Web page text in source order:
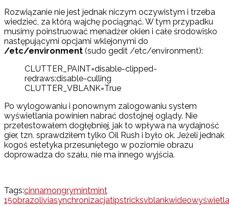
Rozwiązanie nie jest jednak niczym oczywistym i trzeba
wiedzieć, za którą wajchę pociągnąć. W tym przypadku
musimy poinstruować menadżer okien i całe środowisko
następującymi opcjami wklejonymi do
/etc/environment (sudo gedit /etc/environment):
CLUTTER_PAINT=disable-clipped-
redraws:disable-culling
CLUTTER_VBLANK=True
Po wylogowaniu i ponownym zalogowaniu system
wyświetlania powinien nabrać dostojnej oglądy. Nie
przetestowałem dogłębniej, jak to wpływa na wydajność
gier, tzn. sprawdziłem tylko Oil Rush i było ok. Jeżeli jednak
kogoś estetyka przesuniętego w poziomie obrazu
doprowadza do szału, nie ma innego wyjścia.
Tags:cinnamongrymintmint
15obrazoliviasynchronizacjatipstricksvblankwideo